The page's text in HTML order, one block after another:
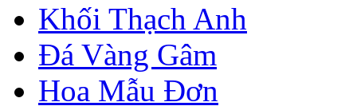
Khối Thạch Anh
Đá Vàng Gâm
Hoa Mẫu Đơn